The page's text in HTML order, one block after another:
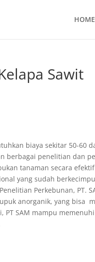
HOME
Sawit
biaya sekitar 50-60
berbagai penelitian dan
tanaman secara efektif
yang sudah
Perkebunan, PT.
anorganik, yang bisa
PT SAM mampu